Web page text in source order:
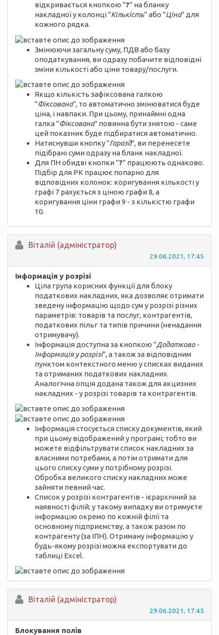
відкривається кнопкою "?" на бланку
накладної у колонці "Кількість" або "Ціна" для
кожного рядка.
Змінюючи загальну суму, ПДВ або базу
оподаткування, ви одразу побачите відповідні
зміни кількості або ціни товару/послуги.
Якщо кількість зафіксована галкою
"Фіксована", то автоматично змінюватися буде
ціна, і навпаки. При цьому, принаймні одна
галка "Фіксована" повинна бути знятою - саме
цей показник буде підбиратися автоматично.
Натиснувши кнопку "Гаразд", ви перенесете
підібрані суми одразу на бланк накладної.
Для ПН обидві кнопки "?" працюють однаково.
Підбір для РК працює попарно для
відповідних колонок: коригування кількості у
графі 7 рахується з ціною графи 8, а
коригування ціни графи 9 - з кількістю графи
10.
Вiталій (адміністратор)
29.06.2021, 17:45
Інформація у розрізі
Ціла група корисних функції для блоку
податкових накладних, яка дозволяє отримати
зведену інформацію щодо сум у розрізі різних
параметрів: товарів та послуг, контрагентів,
податкових пільг та типів причини (ненадання
отримувачу).
Інформація доступна за кнопкою "Додатково -
Інформація у розрізі", а також за відповідним
пунктом контекстного меню у списках виданих
та отриманих податкових накладних.
Аналогічна опція додана також для акцизних
накладних - у розрізі товарів та контрагентів.
Інформація стосується списку документів, який
при цьому відображений у програмі; тобто ви
можете відфільтрувати список накладних за
власними потребами, а потім отримати для
цього списку суми у потрібному розрізі.
Обробка великого списку накладних може
зайняти певний час.
Список у розрізі контрагентів - ієрархічний за
наявності філій; у такому випадку ви отримуєте
інформацію окремо по кожній філії та
основному підприємству, а також разом по
контрагенту (за ІПН). Отриману інформацію у
будь-якому розрізі можна експортувати до
таблиці Excel.
Вiталій (адміністратор)
29.06.2021, 17:45
Блокування полів